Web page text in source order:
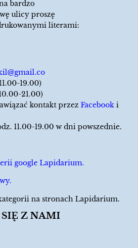
bardzo
ulicy proszę
literami:
19.00)
21.00)
kontakt przez Facebook i
11.00-19.00 w dni powszednie.
google Lapidarium.
na stronach Lapidarium.
SIĘ Z NAMI